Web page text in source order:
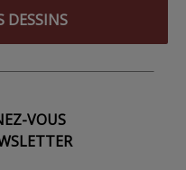
DESSINS
VOUS